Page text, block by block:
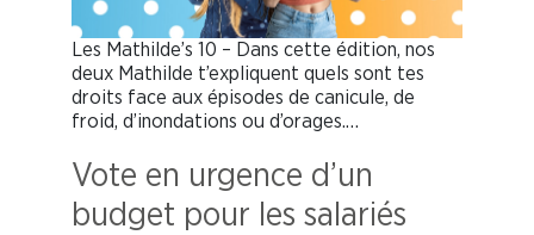
Les Mathilde’s 10 – Dans cette édition, nos
deux Mathilde t’expliquent quels sont tes
droits face aux épisodes de canicule, de
froid, d’inondations ou d’orages.…
Vote en urgence d’un
budget pour les salariés